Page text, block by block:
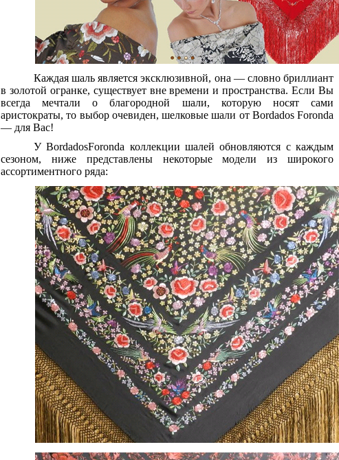
Каждая шаль является эксклюзивной, она — словно бриллиант
в золотой огранке, существует вне времени и пространства. Если Вы
всегда мечтали о благородной шали, которую носят сами
аристократы, то выбор очевиден, шелковые шали от Bordados Foronda
— для Вас!
УBordadosForonda коллекции шалей обновляются с каждым
сезоном, ниже представлены некоторые модели из широкого
ассортиментного ряда: